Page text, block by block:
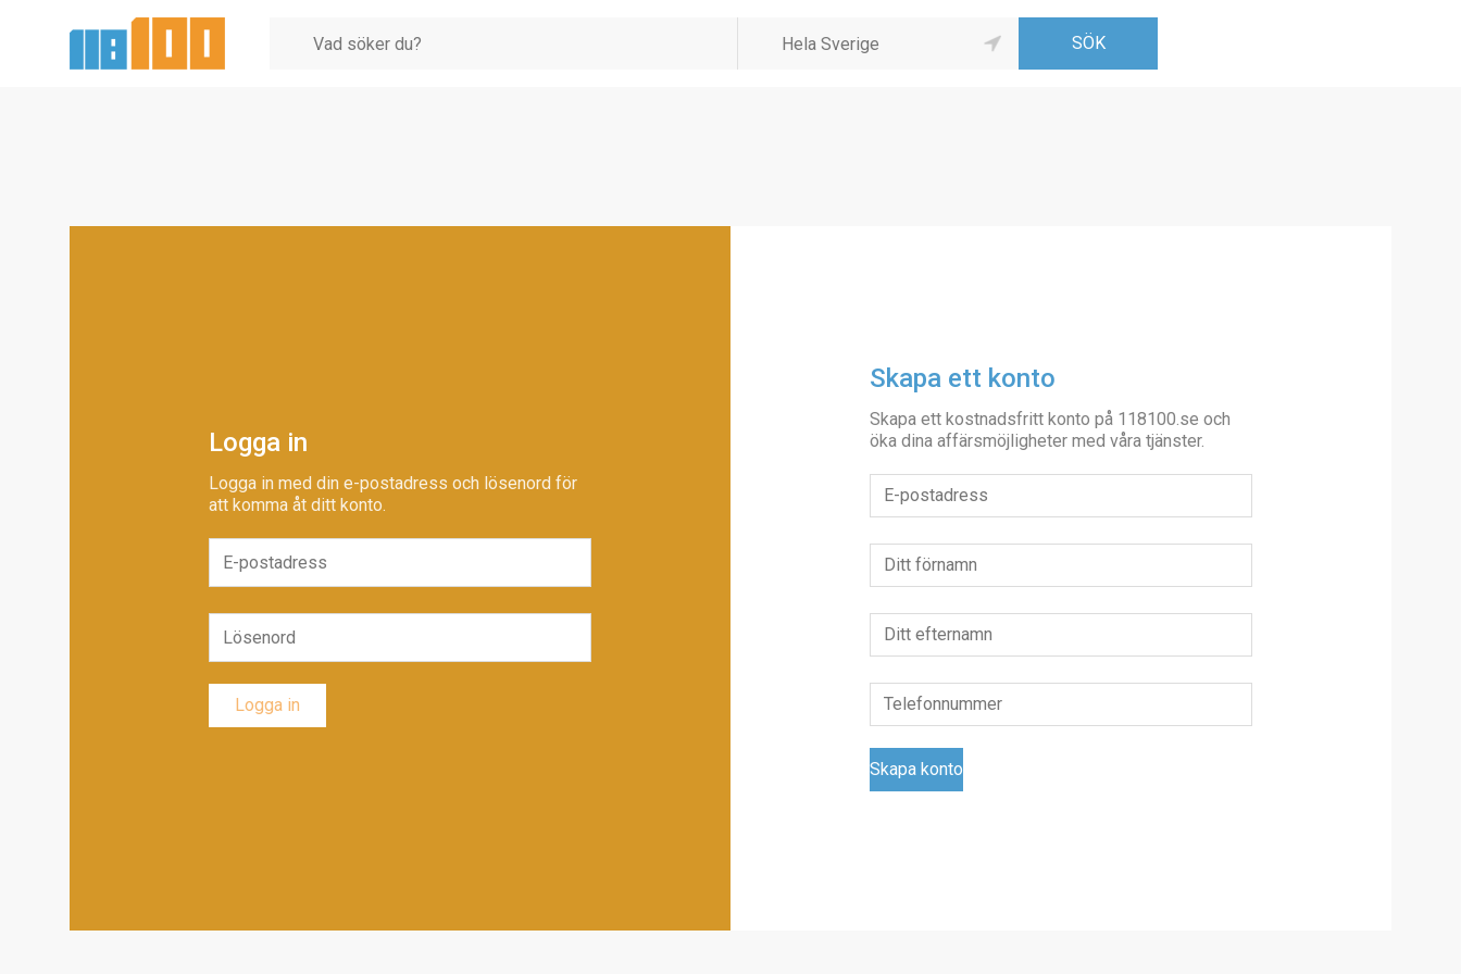
Logga in
Logga in med din e-postadress och lösenord för
att komma åt ditt konto.
Skapa ett konto
Skapa ett kostnadsfritt konto på 118100.se och
öka dina affärsmöjligheter med våra tjänster.